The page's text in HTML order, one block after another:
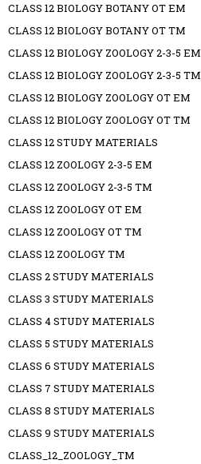
CLASS 12 BIOLOGY BOTANY OT EM
CLASS 12 BIOLOGY BOTANY OT TM
CLASS 12 BIOLOGY ZOOLOGY 2-3-5 EM
CLASS 12 BIOLOGY ZOOLOGY 2-3-5 TM
CLASS 12 BIOLOGY ZOOLOGY OT EM
CLASS 12 BIOLOGY ZOOLOGY OT TM
CLASS 12 STUDY MATERIALS
CLASS 12 ZOOLOGY 2-3-5 EM
CLASS 12 ZOOLOGY 2-3-5 TM
CLASS 12 ZOOLOGY OT EM
CLASS 12 ZOOLOGY OT TM
CLASS 12 ZOOLOGY TM
CLASS 2 STUDY MATERIALS
CLASS 3 STUDY MATERIALS
CLASS 4 STUDY MATERIALS
CLASS 5 STUDY MATERIALS
CLASS 6 STUDY MATERIALS
CLASS 7 STUDY MATERIALS
CLASS 8 STUDY MATERIALS
CLASS 9 STUDY MATERIALS
CLASS_12_ZOOLOGY_TM